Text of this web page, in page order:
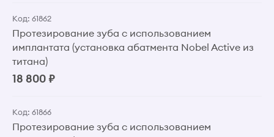
Код: 61862
Протезирование зуба с использованием
имплантата (установка абатмента Nobel Active из
титана)
18 800 ₽
Код: 61866
Протезирование зуба с использованием